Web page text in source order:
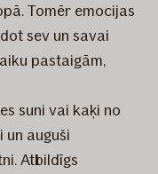
Tomēr emocijas
sev un savai
pastaigām,
suni vai kaķi no
auguši
Atbildīgs